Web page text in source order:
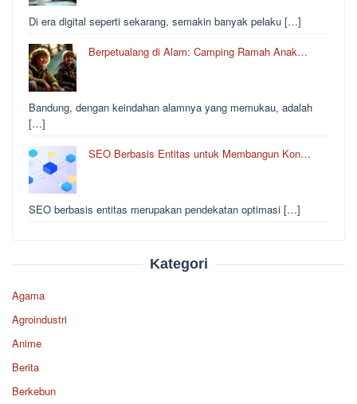
Di era digital seperti sekarang, semakin banyak pelaku […]
Berpetualang di Alam: Camping Ramah Anak…
Bandung, dengan keindahan alamnya yang memukau, adalah
[…]
SEO Berbasis Entitas untuk Membangun Kon…
SEO berbasis entitas merupakan pendekatan optimasi […]
Kategori
Agama
Agroindustri
Anime
Berita
Berkebun